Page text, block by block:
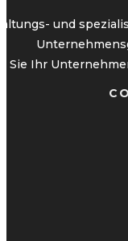
und
Sie Ihr